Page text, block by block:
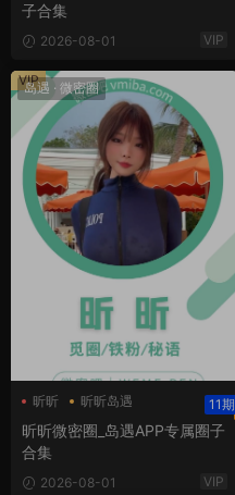
子合集
2026-08-01 VIP
岛遇 · 微密圈
昕昕
昕昕岛遇
昕昕微密圈
11期
昕昕微密圈_岛遇APP专属圈子
合集
2026-08-01 VIP
VIP